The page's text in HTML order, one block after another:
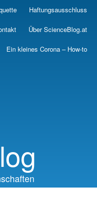
Haftungsausschluss
Über ScienceBlog.at
Ein kleines Corona – How-to